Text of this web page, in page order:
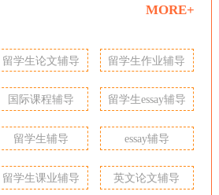
MORE+
留学生论文辅导 留学生作业辅导
国际课程辅导 留学生essay辅导
留学生辅导 essay辅导
留学生课业辅导 英文论文辅导